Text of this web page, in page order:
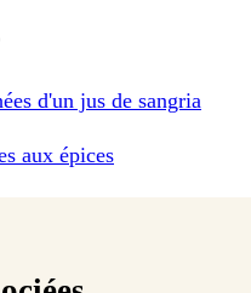
d'un jus de sangria
aux épices